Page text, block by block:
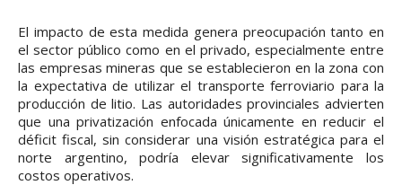
El impacto de esta medida genera preocupación tanto en
el sector público como en el privado, especialmente entre
las empresas mineras que se establecieron en la zona con
la expectativa de utilizar el transporte ferroviario para la
producción de litio. Las autoridades provinciales advierten
que una privatización enfocada únicamente en reducir el
déficit fiscal, sin considerar una visión estratégica para el
norte argentino, podría elevar significativamente los
costos operativos.